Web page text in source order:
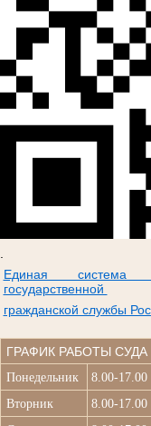
Единая система
государственной
гражданской службы
ГРАФИК РАБОТЫ СУДА
Понедельник
8.00-17.00
Вторник
8.00-17.00